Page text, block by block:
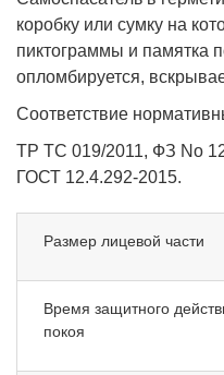
коробку или сумку на
пиктограммы и памятка
опломбируется,
Соответствие
ТР ТС 019/2011, ФЗ No
ГОСТ 12.4.292-2015.
Размер лицевой части
Время защитного
покоя